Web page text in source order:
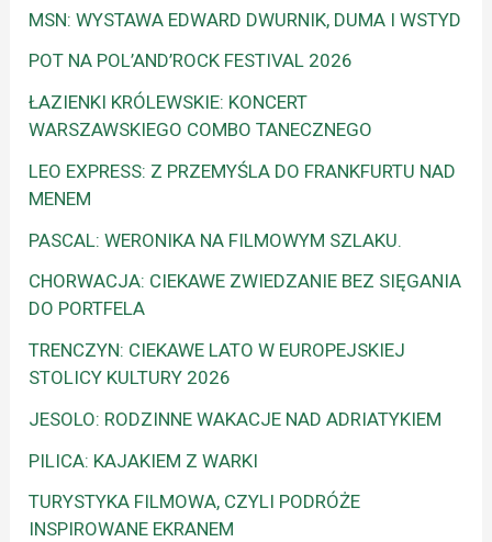
MSN: WYSTAWA EDWARD DWURNIK, DUMA I WSTYD
POT NA POL’AND’ROCK FESTIVAL 2026
ŁAZIENKI KRÓLEWSKIE: KONCERT
WARSZAWSKIEGO COMBO TANECZNEGO
LEO EXPRESS: Z PRZEMYŚLA DO FRANKFURTU NAD
MENEM
PASCAL: WERONIKA NA FILMOWYM SZLAKU.
CHORWACJA: CIEKAWE ZWIEDZANIE BEZ SIĘGANIA
DO PORTFELA
TRENCZYN: CIEKAWE LATO W EUROPEJSKIEJ
STOLICY KULTURY 2026
JESOLO: RODZINNE WAKACJE NAD ADRIATYKIEM
PILICA: KAJAKIEM Z WARKI
TURYSTYKA FILMOWA, CZYLI PODRÓŻE
INSPIROWANE EKRANEM